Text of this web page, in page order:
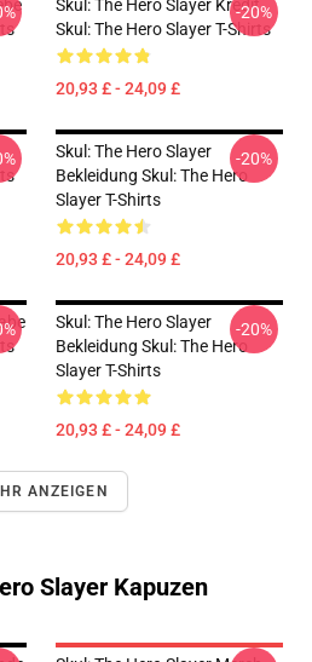
Skul: The Hero Slayer Kredit
Skul: The Hero Slayer T-Shirts
20,93 £ - 24,09 £
-20%
Skul: The Hero Slayer
Bekleidung Skul: The Hero
Slayer T-Shirts
20,93 £ - 24,09 £
-20%
Skul: The Hero Slayer
Bekleidung Skul: The Hero
Slayer T-Shirts
20,93 £ - 24,09 £
-20%
ANZEIGEN
Slayer Kapuzen